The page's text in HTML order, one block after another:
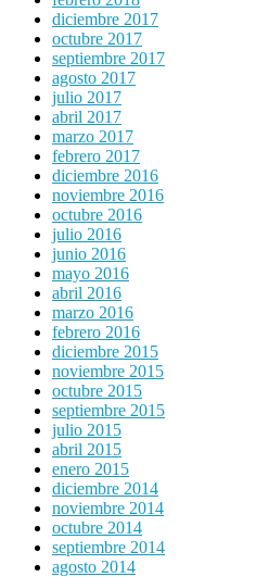
diciembre 2017
octubre 2017
septiembre 2017
agosto 2017
julio 2017
abril 2017
marzo 2017
febrero 2017
diciembre 2016
noviembre 2016
octubre 2016
julio 2016
junio 2016
mayo 2016
abril 2016
marzo 2016
febrero 2016
diciembre 2015
noviembre 2015
octubre 2015
septiembre 2015
julio 2015
abril 2015
enero 2015
diciembre 2014
noviembre 2014
octubre 2014
septiembre 2014
agosto 2014